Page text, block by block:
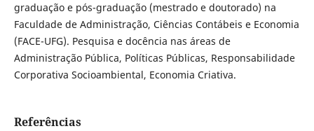
graduação e pós-graduação (mestrado e doutorado) na
Faculdade de Administração, Ciências Contábeis e Economia
(FACE-UFG). Pesquisa e docência nas áreas de
Administração Pública, Políticas Públicas, Responsabilidade
Corporativa Socioambiental, Economia Criativa.
Referências